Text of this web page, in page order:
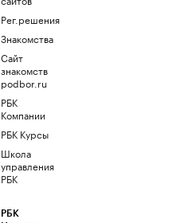
Рег.решения
Знакомства
Сайт
знакомств
podbor.ru
РБК
Компании
РБК Курсы
Школа
управления
РБК
РБК